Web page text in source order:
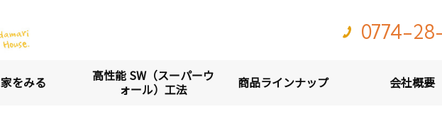
0774-
家をみる
高性能 SW（スーパーウ
ォール）工法
商品ラインナップ 会社概要